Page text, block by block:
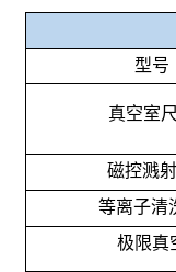
型号
真空室
磁控溅
等离子清
极 限真